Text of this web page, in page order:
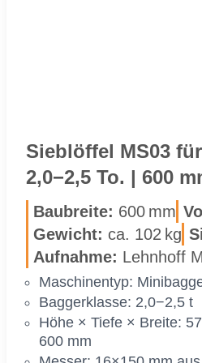
Sieb­löf­fel MS03
2,0−2,5 To. | 600
Bau­brei­te: 600 mm
Ge­wicht: ca. 102 kg
Auf­nah­me: Lehn­hoff
Ma­schi­nen­typ:
Bag­ger­klas­se: 2,0−2,5 t
Höhe × Tie­fe × Brei­te:
600 mm